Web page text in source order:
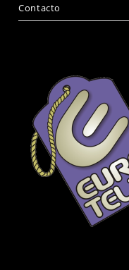
Contacto